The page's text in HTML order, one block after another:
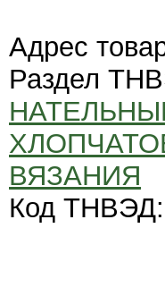
Адрес
Раздел
ВЯЗАНИЯ
Код ТНВЭД: